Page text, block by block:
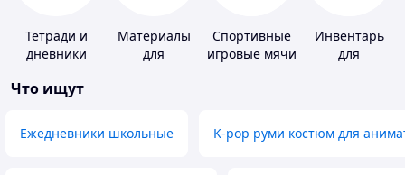
Тетради и
дневники
Материалы
для
Спортивные
игровые мячи
Инвентарь
для
Что ищут
Ежедневники школьные K-pop руми костюм для